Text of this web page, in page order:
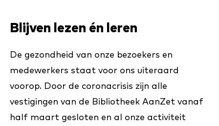
Blijven lezen én leren
De gezondheid van onze bezoekers en
medewerkers staat voor ons uiteraard
voorop. Door de coronacrisis zijn alle
vestigingen van de Bibliotheek AanZet vanaf
half maart gesloten en al onze activiteit